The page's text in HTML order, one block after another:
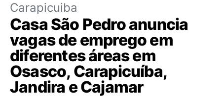
Carapicuiba
Casa São Pedro anuncia
vagas de emprego em
diferentes áreas em
Osasco, Carapicuíba,
Jandira e Cajamar